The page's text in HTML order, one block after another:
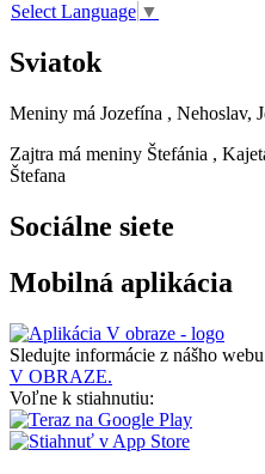
Select Language ▼
Sviatok
Meniny má Jozefína , Nehoslav,
Zajtra má meniny Štefánia ,
Štefana
Sociálne siete
Mobilná aplikácia
Sledujte informácie z nášho
V OBRAZE.
Voľne k stiahnutiu: